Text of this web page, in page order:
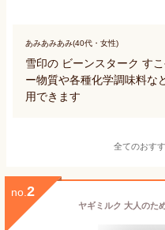
あみあみあみ(40代・女性)
雪印の ビーンスターク す
ー物質や各種化学調味料な
用できます
全てのおす
no. 2
ヤギミルク 大人のた